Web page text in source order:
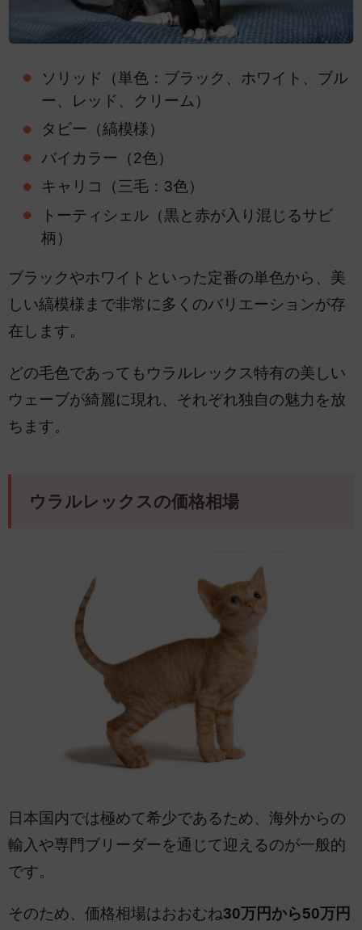
ソリッド（単色：ブラック、ホワイト、ブル
ー、レッド、クリーム）
タビー（縞模様）
バイカラー（2色）
キャリコ（三毛：3色）
トーティシェル（黒と赤が入り混じるサビ
柄）
ブラックやホワイトといった定番の単色から、美
しい縞模様まで非常に多くのバリエーションが存
在します。
どの毛色であってもウラルレックス特有の美しい
ウェーブが綺麗に現れ、それぞれ独自の魅力を放
ちます。
ウラルレックスの価格相場
日本国内では極めて希少であるため、海外からの
輸入や専門ブリーダーを通じて迎えるのが一般的
です。
そのため、価格相場はおおむね30万円から50万円